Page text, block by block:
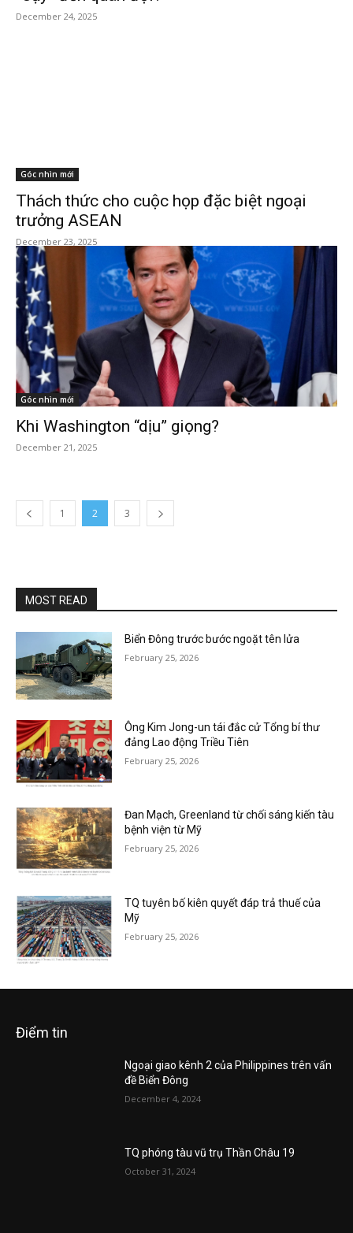
December 24, 2025
Góc nhìn mới
Thách thức cho cuộc họp đặc biệt ngoại
trưởng ASEAN
December 23, 2025
Góc nhìn mới
Khi Washington “dịu” giọng?
December 21, 2025
1 2 3
MOST READ
Biển Đông trước bước ngoặt tên lửa
February 25, 2026
Ông Kim Jong-un tái đắc cử Tổng bí thư
đảng Lao động Triều Tiên
February 25, 2026
Đan Mạch, Greenland từ chối sáng kiến tàu
bệnh viện từ Mỹ
February 25, 2026
TQ tuyên bố kiên quyết đáp trả thuế của
Mỹ
February 25, 2026
Điểm tin
Ngoại giao kênh 2 của Philippines trên vấn
đề Biển Đông
December 4, 2024
TQ phóng tàu vũ trụ Thần Châu 19
October 31, 2024